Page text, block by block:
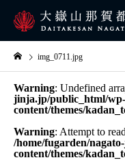
img_0711.jpg
Warning: Undefined
jinja.jp/public_html/wp-
content/themes/
Warning: Attempt to
/home/fugarden/
content/themes/